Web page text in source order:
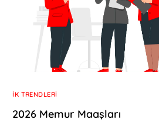
İK TRENDLERI
2026 Memur Maaşları